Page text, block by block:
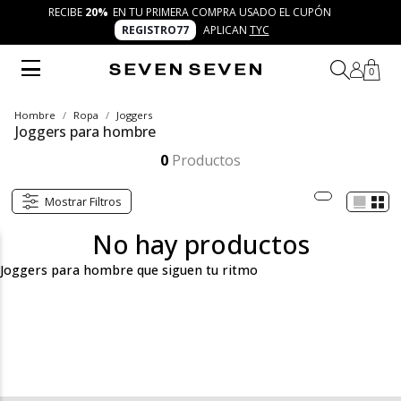
RECIBE 20% EN TU PRIMERA COMPRA USADO EL CUPÓN
REGISTRO77
APLICAN TYC
0
Hombre Ropa Joggers
Joggers para hombre
0 Productos
Mostrar Filtros
No hay productos
Joggers para hombre que siguen tu ritmo
Joggers básicos